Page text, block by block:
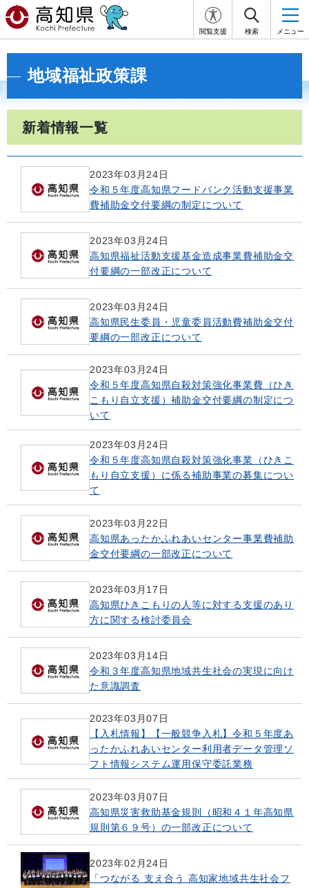
閲覧支援 検索 メニュー
地域福祉政策課
新着情報一覧
2023年03月24日
令和５年度高知県フードバンク活動支援事業
費補助金交付要綱の制定について
2023年03月24日
高知県福祉活動支援基金造成事業費補助金交
付要綱の一部改正について
2023年03月24日
高知県民生委員・児童委員活動費補助金交付
要綱の一部改正について
2023年03月24日
令和５年度高知県自殺対策強化事業費（ひき
こもり自立支援）補助金交付要綱の制定につ
いて
2023年03月24日
令和５年度高知県自殺対策強化事業（ひきこ
もり自立支援）に係る補助事業の募集につい
て
2023年03月22日
高知県あったかふれあいセンター事業費補助
金交付要綱の一部改正について
2023年03月17日
高知県ひきこもりの人等に対する支援のあり
方に関する検討委員会
2023年03月14日
令和３年度高知県地域共生社会の実現に向け
た意識調査
2023年03月07日
【入札情報】【一般競争入札】令和５年度あ
ったかふれあいセンター利用者データ管理ソ
フト情報システム運用保守委託業務
2023年03月07日
高知県災害救助基金規則（昭和４１年高知県
規則第６９号）の一部改正について
2023年02月24日
「つながる 支え合う 高知家地域共生社会フ